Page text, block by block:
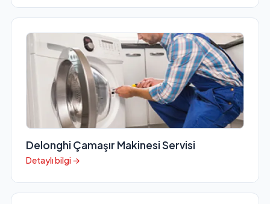
Delonghi Çamaşır Makinesi Servisi
Detaylı bilgi →